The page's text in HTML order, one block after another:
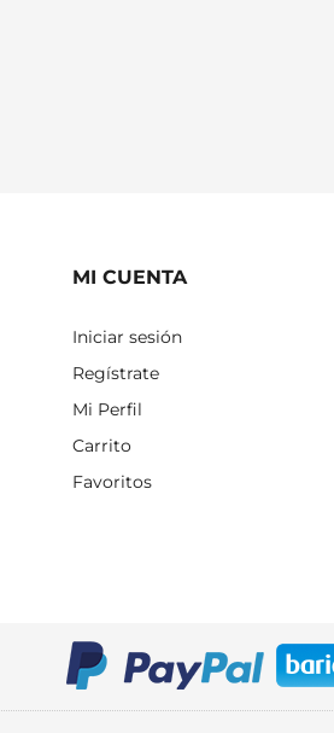
MI CUENTA
Iniciar sesión
Regístrate
Mi Perfil
Carrito
Favoritos